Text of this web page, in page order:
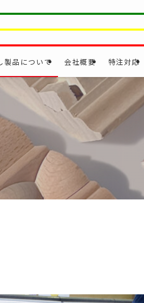
製品について 会社概要 特注対応